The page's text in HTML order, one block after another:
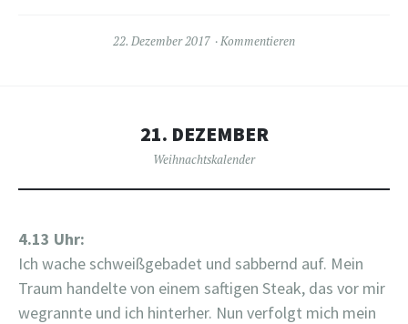
22. Dezember 2017 Kommentieren
21. DEZEMBER
Weihnachtskalender
4.13 Uhr:
Ich wache schweißgebadet und sabbernd auf. Mein
Traum handelte von einem saftigen Steak, das vor mir
wegrannte und ich hinterher. Nun verfolgt mich mein